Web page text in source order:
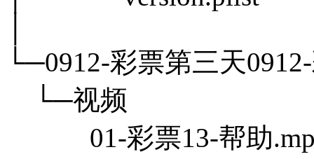
└─0912-彩票第三天
└─视频
01-彩票13-帮助